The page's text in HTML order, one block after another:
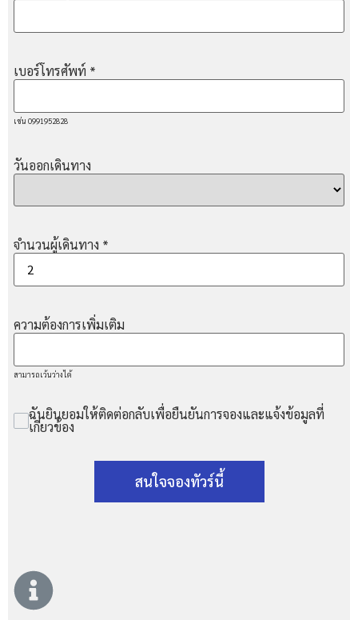
เบอร์โทรศัพท์ *
เช่น 0991952828
วันออกเดินทาง
จำนวนผู้เดินทาง *
ความต้องการเพิ่มเติม
สามารถเว้นว่างได้
ฉันยินยอมให้ติดต่อกลับเพื่อยืนยันการจองและแจ้งข้อมูลที่
เกี่ยวข้อง
สนใจจองทัวร์นี้